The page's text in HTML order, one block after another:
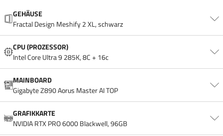
HD/4K Auflösung
▷ Aufwendiges Multitasking dank neustemAMD Ryzen
9Prozessor
▷ Ultraschnelle Start- & Reaktionszeiten dank SSD-
Laufwerk
▷ Gute & leise Kühlung dank großem Tower-Kühler
▷ Edles Gehäuse mit integrierter Lüftersteuerung und
Staubfiltern
GEHÄUSE
Fractal Design Meshify 2 XL, schwarz
CPU (PROZESSOR)
Intel Core Ultra 9 285K, 8C + 16c
MAINBOARD
Gigabyte Z890 Aorus Master AI TOP
GRAFIKKARTE
NVIDIA RTX PRO 6000 Blackwell, 96GB